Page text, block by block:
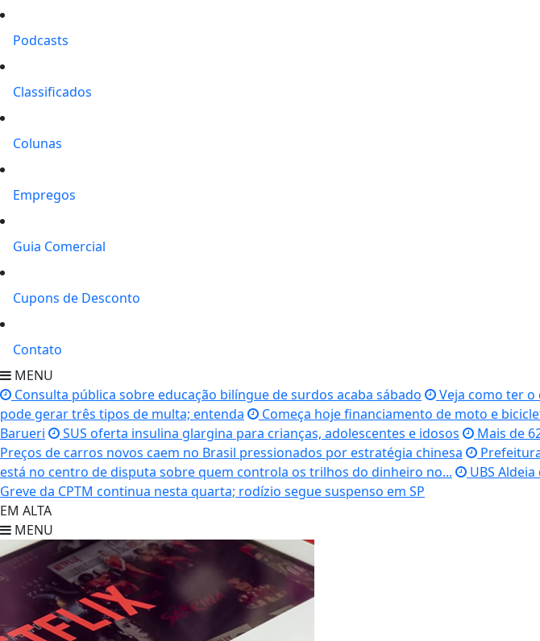
Podcasts
Classificados
Colunas
Empregos
Guia Comercial
Cupons de Desconto
Contato
MENU
Consulta pública sobre educação bilíngue de surdos acaba sábado
Veja como ter o
pode gerar três tipos de multa; entenda
Começa hoje financiamento de moto e
Barueri
SUS oferta insulina glargina para crianças, adolescentes e idosos
Mais de
Preços de carros novos caem no Brasil pressionados por estratégia chinesa
está no centro de disputa sobre quem controla os trilhos do dinheiro no...
UBS
Greve da CPTM continua nesta quarta; rodízio segue suspenso em SP
EM ALTA
MENU